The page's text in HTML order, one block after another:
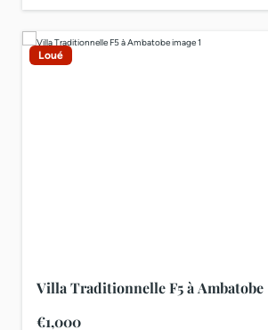
Loué
Villa Traditionnelle F5 à Ambatobe
€1,000